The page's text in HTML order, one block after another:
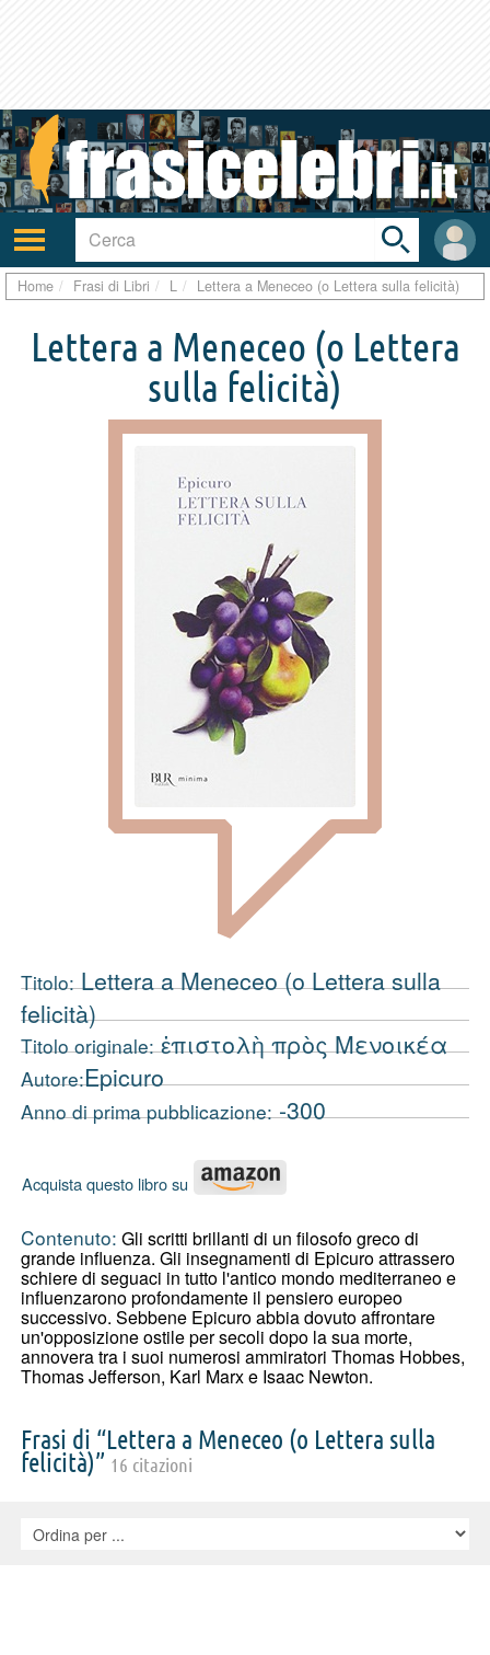
Attiva/disattiva
navigazione
User
area
Toggle
search
bar
Home Frasi di Libri L Lettera a Meneceo (o Lettera sulla felicità)
Lettera a Meneceo (o Lettera
sulla felicità)
Titolo:Lettera a Meneceo (o Lettera sulla
felicità)
Titolo originale:ἐπιστολὴ πρὸς Μενοικέα
Autore:Epicuro
Anno di prima pubblicazione:-300
Acquista questo libro su
Contenuto: Gli scritti brillanti di un filosofo greco di
grande influenza. Gli insegnamenti di Epicuro attrassero
schiere di seguaci in tutto l'antico mondo mediterraneo e
influenzarono profondamente il pensiero europeo
successivo. Sebbene Epicuro abbia dovuto affrontare
un'opposizione ostile per secoli dopo la sua morte,
annovera tra i suoi numerosi ammiratori Thomas Hobbes,
Thomas Jefferson, Karl Marx e Isaac Newton.
Frasi di “Lettera a Meneceo (o Lettera sulla
felicità)” 16 citazioni